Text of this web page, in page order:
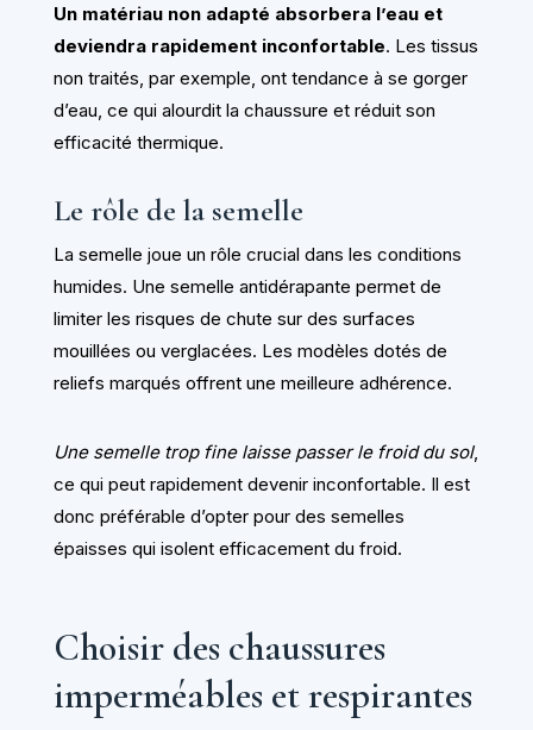
Un matériau non adapté absorbera l’eau et
deviendra rapidement inconfortable. Les tissus
non traités, par exemple, ont tendance à se gorger
d’eau, ce qui alourdit la chaussure et réduit son
efficacité thermique.
Le rôle de la semelle
La semelle joue un rôle crucial dans les conditions
humides. Une semelle antidérapante permet de
limiter les risques de chute sur des surfaces
mouillées ou verglacées. Les modèles dotés de
reliefs marqués offrent une meilleure adhérence.
Une semelle trop fine laisse passer le froid du sol,
ce qui peut rapidement devenir inconfortable. Il est
donc préférable d’opter pour des semelles
épaisses qui isolent efficacement du froid.
Choisir des chaussures
imperméables et respirantes